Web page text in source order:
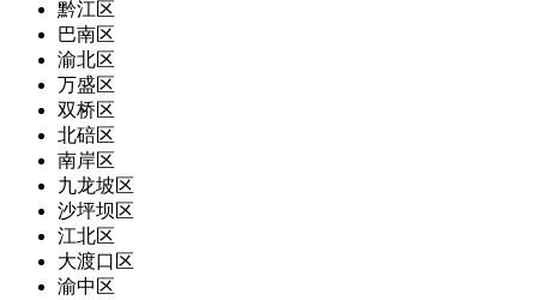
黔江区
巴南区
渝北区
万盛区
双桥区
北碚区
南岸区
九龙坡区
沙坪坝区
江北区
大渡口区
渝中区